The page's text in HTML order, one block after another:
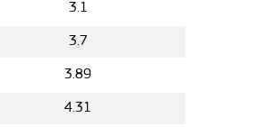
3.1
3.7
3.89
4.31